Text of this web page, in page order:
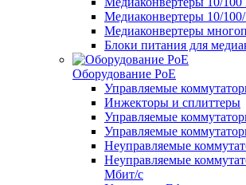
Медиаконвертеры 10/
Медиаконвертеры
Блоки питания для
Оборудование PoE
Управляемые
Инжекторы и сплиттеры
Управляемые
Управляемые
Неуправляемые
Неуправляемые
Мбит/с